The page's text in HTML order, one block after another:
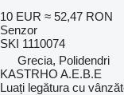
10 EUR ≈ 52,47 RON
Senzor
SKI 1110074
Grecia, Polidendri
KASTRHO A.E.B.E
Luați legătura cu